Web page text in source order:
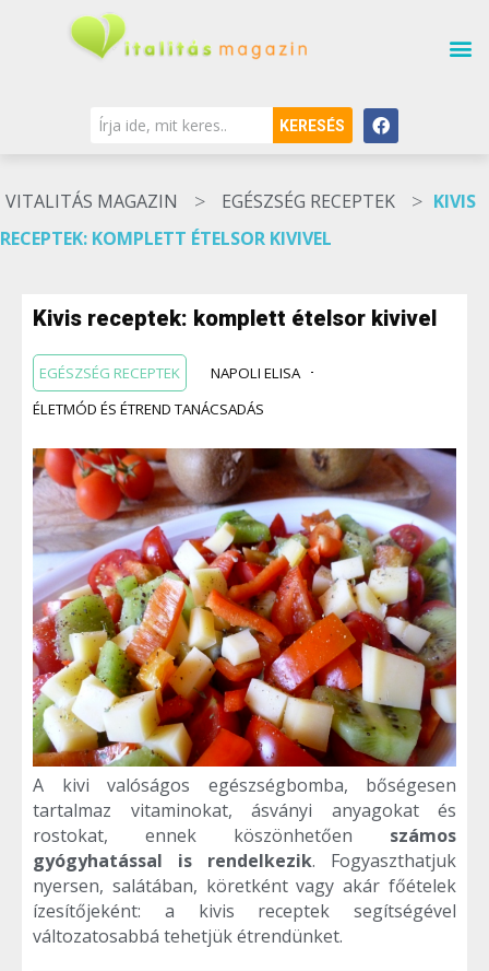
KERESÉS
VITALITÁS MAGAZIN > EGÉSZSÉG RECEPTEK > KIVIS
RECEPTEK: KOMPLETT ÉTELSOR KIVIVEL
Kivis receptek: komplett ételsor kivivel
EGÉSZSÉG RECEPTEK
NAPOLI ELISA
ÉLETMÓD ÉS ÉTREND TANÁCSADÁS
A kivi valóságos egészségbomba, bőségesen
tartalmaz vitaminokat, ásványi anyagokat és
rostokat, ennek köszönhetően számos
gyógyhatással is rendelkezik. Fogyaszthatjuk
nyersen, salátában, köretként vagy akár főételek
ízesítőjeként: a kivis receptek segítségével
változatosabbá tehetjük étrendünket.